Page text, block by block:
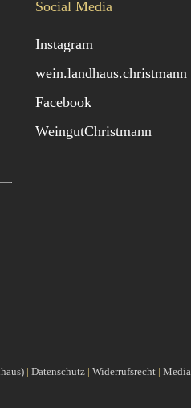
Social Media
Instagram
wein.landhaus.christmann
Facebook
WeingutChristmann
| Datenschutz | Widerrufsrecht | Media